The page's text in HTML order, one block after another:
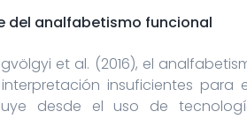
del analfabetismo funcional
et al. (2016), el
insuficientes
desde el uso de